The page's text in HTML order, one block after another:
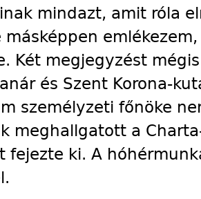
mindazt, amit róla
másképpen
Két megjegyzést
és Szent Korona-
személyzeti főnöke
meghallgatott a
fejezte ki. A